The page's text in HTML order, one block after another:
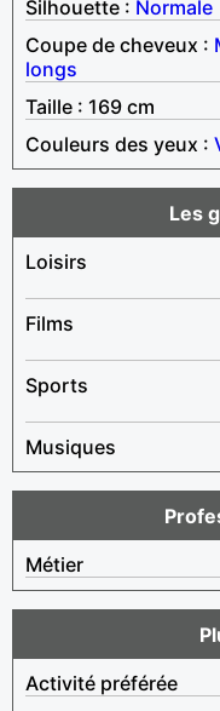
Silhouette : Normale
Coupe de cheveux :
longs
Taille : 169 cm
Couleurs des yeux :
Les
Loisirs
Films
Sports
Musiques
Métier
Activité préférée